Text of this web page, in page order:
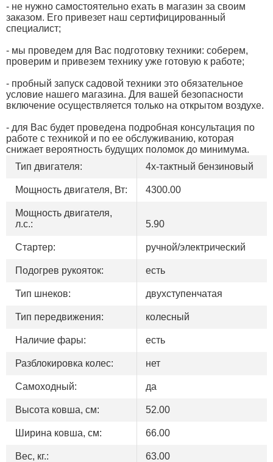
- не нужно самостоятельно ехать в магазин за своим
заказом. Его привезет наш сертифицированный
специалист;
- мы проведем для Вас подготовку техники: соберем,
проверим и привезем технику уже готовую к работе;
- пробный запуск садовой техники это обязательное
условие нашего магазина. Для вашей безопасности
включение осуществляется только на открытом воздухе.
- для Вас будет проведена подробная консультация по
работе с техникой и по ее обслуживанию, которая
снижает вероятность будущих поломок до минимума.
Тип двигателя:
4х-тактный бензиновый
Мощность двигателя, Вт: 4300.00
Мощность двигателя,
л.с.:
5.90
Стартер: ручной/электрический
Подогрев рукояток: есть
Тип шнеков: двухступенчатая
Тип передвижения: колесный
Наличие фары: есть
Разблокировка колес: нет
Самоходный: да
Высота ковша, см: 52.00
Ширина ковша, см: 66.00
Вес, кг.: 63.00